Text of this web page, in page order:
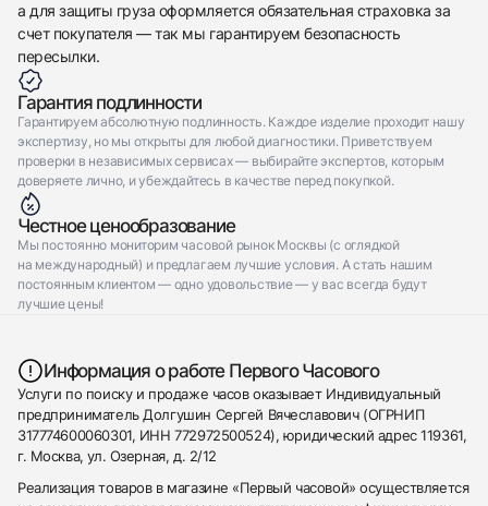
а для защиты груза оформляется обязательная страховка за
счет покупателя — так мы гарантируем безопасность
пересылки.
Гарантия подлинности
Гарантируем абсолютную подлинность. Каждое изделие проходит нашу
экспертизу, но мы открыты для любой диагностики. Приветствуем
проверки в независимых сервисах — выбирайте экспертов, которым
доверяете лично, и убеждайтесь в качестве перед покупкой.
Честное ценообразование
Мы постоянно мониторим часовой рынок Москвы (с оглядкой
на международный) и предлагаем лучшие условия. А стать нашим
постоянным клиентом — одно удовольствие — у вас всегда будут
лучшие цены!
Информация о работе Первого Часового
Услуги по поиску и продаже часов оказывает Индивидуальный
предприниматель Долгушин Сергей Вячеславович (ОГРНИП
317774600060301, ИНН 772972500524), юридический адрес 119361,
г. Москва, ул. Озерная, д. 2/12
Реализация товаров в магазине «Первый часовой» осуществляется